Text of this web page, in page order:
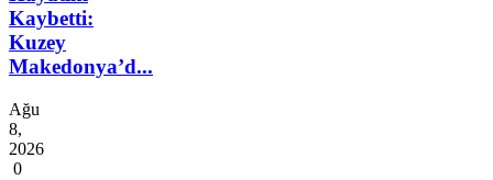
Kaybetti:
Kuzey
Makedonya’d...
Ağu
8,
2026
0